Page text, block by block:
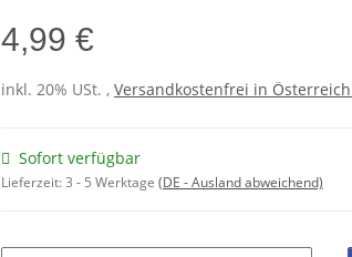
4,99 €
inkl. 20% USt. , Versandkostenfrei in
Sofort verfügbar
Lieferzeit:3 - 5 Werktage (DE - Ausland abweichend)